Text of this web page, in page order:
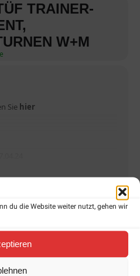
du die Website weiter nutzt, gehen wir
TRAINER-
W+M
Sie hier
(GMT+02:00)